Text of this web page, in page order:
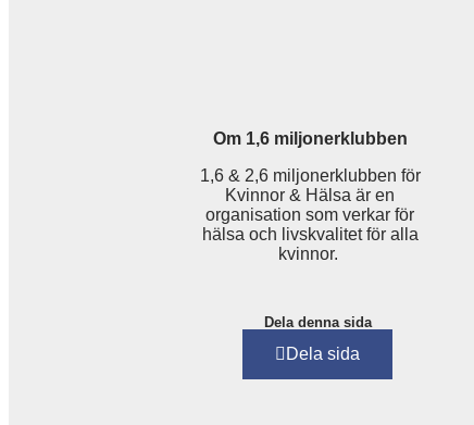
Om 1,6 miljonerklubben
1,6 & 2,6 miljonerklubben för
Kvinnor & Hälsa är en
organisation som verkar för
hälsa och livskvalitet för alla
kvinnor.
Dela denna sida
Dela sida